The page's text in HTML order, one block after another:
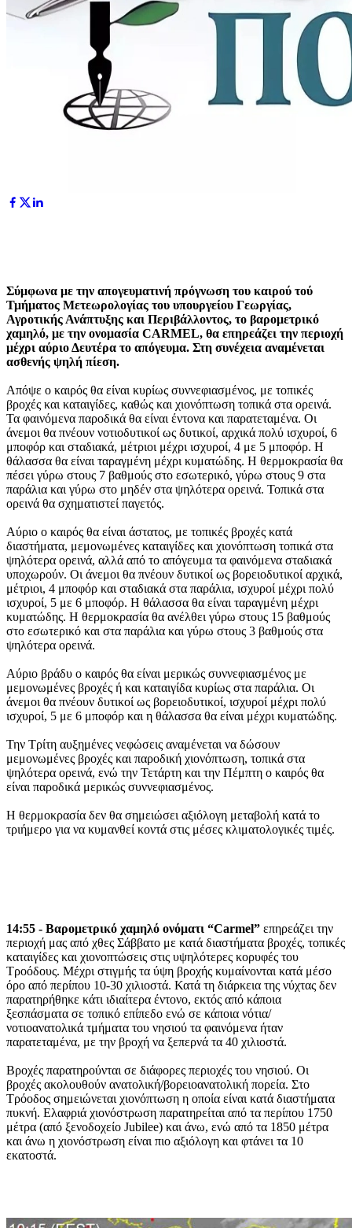
Σύμφωνα με την απογευματινή πρόγνωση του καιρού τού
Τμήματος Μετεωρολογίας του υπουργείου Γεωργίας,
Αγροτικής Ανάπτυξης και Περιβάλλοντος, το βαρομετρικό
χαμηλό, με την ονομασία CARMEL, θα επηρεάζει την περιοχή
μέχρι αύριο Δευτέρα το απόγευμα. Στη συνέχεια αναμένεται
ασθενής ψηλή πίεση.
Απόψε ο καιρός θα είναι κυρίως συννεφιασμένος, με τοπικές
βροχές και καταιγίδες, καθώς και χιονόπτωση τοπικά στα ορεινά.
Τα φαινόμενα παροδικά θα είναι έντονα και παρατεταμένα. Οι
άνεμοι θα πνέουν νοτιοδυτικοί ως δυτικοί, αρχικά πολύ ισχυροί, 6
μποφόρ και σταδιακά, μέτριοι μέχρι ισχυροί, 4 με 5 μποφόρ. Η
θάλασσα θα είναι ταραγμένη μέχρι κυματώδης. Η θερμοκρασία θα
πέσει γύρω στους 7 βαθμούς στο εσωτερικό, γύρω στους 9 στα
παράλια και γύρω στο μηδέν στα ψηλότερα ορεινά. Τοπικά στα
ορεινά θα σχηματιστεί παγετός.
Αύριο ο καιρός θα είναι άστατος, με τοπικές βροχές κατά
διαστήματα, μεμονωμένες καταιγίδες και χιονόπτωση τοπικά στα
ψηλότερα ορεινά, αλλά από το απόγευμα τα φαινόμενα σταδιακά
υποχωρούν. Οι άνεμοι θα πνέουν δυτικοί ως βορειοδυτικοί αρχικά,
μέτριοι, 4 μποφόρ και σταδιακά στα παράλια, ισχυροί μέχρι πολύ
ισχυροί, 5 με 6 μποφόρ. Η θάλασσα θα είναι ταραγμένη μέχρι
κυματώδης. Η θερμοκρασία θα ανέλθει γύρω στους 15 βαθμούς
στο εσωτερικό και στα παράλια και γύρω στους 3 βαθμούς στα
ψηλότερα ορεινά.
Αύριο βράδυ ο καιρός θα είναι μερικώς συννεφιασμένος με
μεμονωμένες βροχές ή και καταιγίδα κυρίως στα παράλια. Οι
άνεμοι θα πνέουν δυτικοί ως βορειοδυτικοί, ισχυροί μέχρι πολύ
ισχυροί, 5 με 6 μποφόρ και η θάλασσα θα είναι μέχρι κυματώδης.
Την Τρίτη αυξημένες νεφώσεις αναμένεται να δώσουν
μεμονωμένες βροχές και παροδική χιονόπτωση, τοπικά στα
ψηλότερα ορεινά, ενώ την Τετάρτη και την Πέμπτη ο καιρός θα
είναι παροδικά μερικώς συννεφιασμένος.
Η θερμοκρασία δεν θα σημειώσει αξιόλογη μεταβολή κατά το
τριήμερο για να κυμανθεί κοντά στις μέσες κλιματολογικές τιμές.
14:55 - Βαρομετρικό χαμηλό ονόματι “Carmel” επηρεάζει την
περιοχή μας από χθες Σάββατο με κατά διαστήματα βροχές, τοπικές
καταιγίδες και χιονοπτώσεις στις υψηλότερες κορυφές του
Τροόδους. Μέχρι στιγμής τα ύψη βροχής κυμαίνονται κατά μέσο
όρο από περίπου 10-30 χιλιοστά. Κατά τη διάρκεια της νύχτας δεν
παρατηρήθηκε κάτι ιδιαίτερα έντονο, εκτός από κάποια
ξεσπάσματα σε τοπικό επίπεδο ενώ σε κάποια νότια/
νοτιοανατολικά τμήματα του νησιού τα φαινόμενα ήταν
παρατεταμένα, με την βροχή να ξεπερνά τα 40 χιλιοστά.
Βροχές παρατηρούνται σε διάφορες περιοχές του νησιού. Οι
βροχές ακολουθούν ανατολική/βορειοανατολική πορεία. Στο
Τρόοδος σημειώνεται χιονόπτωση η οποία είναι κατά διαστήματα
πυκνή. Ελαφριά χιονόστρωση παρατηρείται από τα περίπου 1750
μέτρα (από ξενοδοχείο Jubilee) και άνω, ενώ από τα 1850 μέτρα
και άνω η χιονόστρωση είναι πιο αξιόλογη και φτάνει τα 10
εκατοστά.